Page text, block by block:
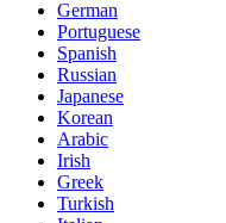
German
Portuguese
Spanish
Russian
Japanese
Korean
Arabic
Irish
Greek
Turkish